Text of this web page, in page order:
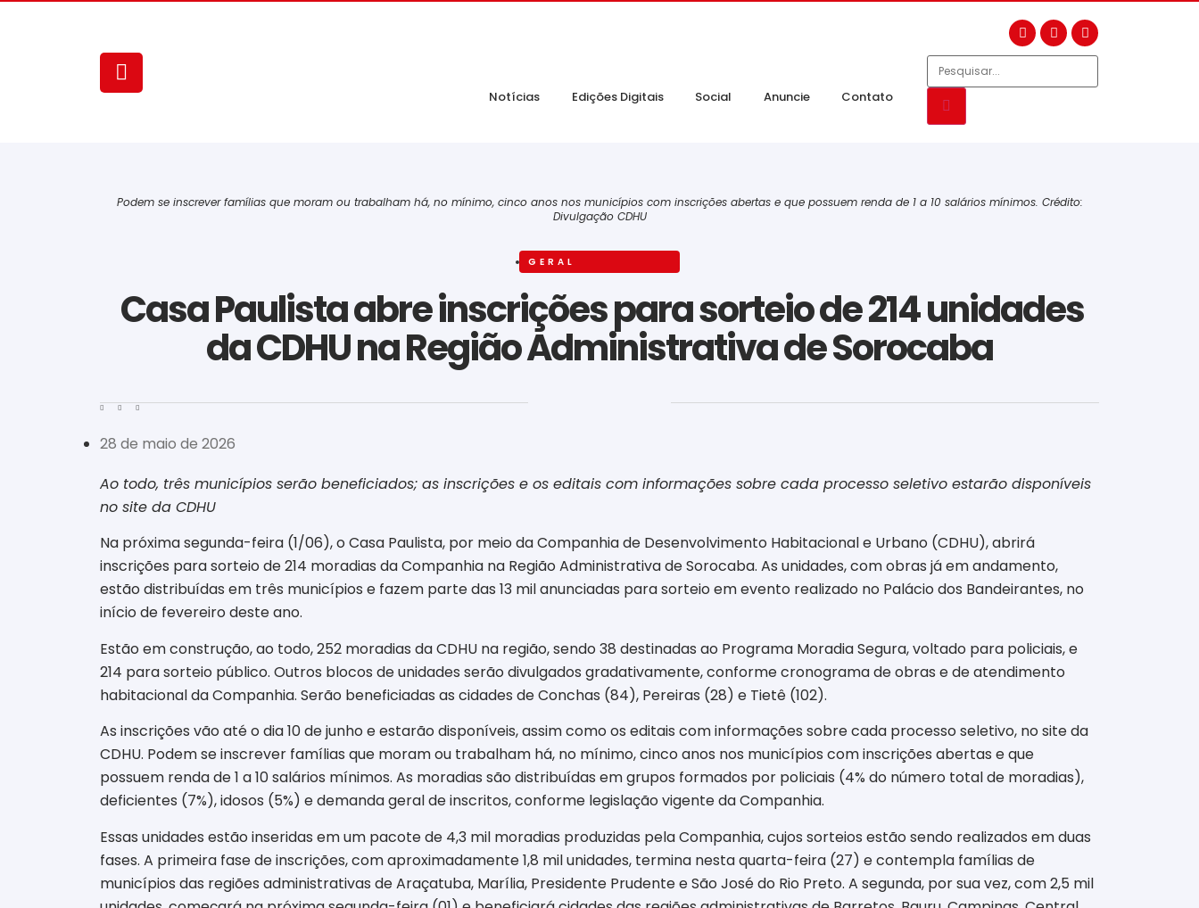
Notícias Edições Digitais Social Anuncie Contato
Podem se inscrever famílias que moram ou trabalham há, no mínimo, cinco anos nos municípios com inscrições abertas e que possuem renda de 1 a 10 salários mínimos. Crédito:
Divulgação CDHU
GERAL
Casa Paulista abre inscrições para sorteio de 214 unidades
da CDHU na Região Administrativa de Sorocaba
28 de maio de 2026
Ao todo, três municípios serão beneficiados; as inscrições e os editais com informações sobre cada processo seletivo estarão disponíveis
no site da CDHU
Na próxima segunda-feira (1/06), o Casa Paulista, por meio da Companhia de Desenvolvimento Habitacional e Urbano (CDHU), abrirá
inscrições para sorteio de 214 moradias da Companhia na Região Administrativa de Sorocaba. As unidades, com obras já em andamento,
estão distribuídas em três municípios e fazem parte das 13 mil anunciadas para sorteio em evento realizado no Palácio dos Bandeirantes, no
início de fevereiro deste ano.
Estão em construção, ao todo, 252 moradias da CDHU na região, sendo 38 destinadas ao Programa Moradia Segura, voltado para policiais, e
214 para sorteio público. Outros blocos de unidades serão divulgados gradativamente, conforme cronograma de obras e de atendimento
habitacional da Companhia. Serão beneficiadas as cidades de Conchas (84), Pereiras (28) e Tietê (102).
As inscrições vão até o dia 10 de junho e estarão disponíveis, assim como os editais com informações sobre cada processo seletivo, no site da
CDHU. Podem se inscrever famílias que moram ou trabalham há, no mínimo, cinco anos nos municípios com inscrições abertas e que
possuem renda de 1 a 10 salários mínimos. As moradias são distribuídas em grupos formados por policiais (4% do número total de moradias),
deficientes (7%), idosos (5%) e demanda geral de inscritos, conforme legislação vigente da Companhia.
Essas unidades estão inseridas em um pacote de 4,3 mil moradias produzidas pela Companhia, cujos sorteios estão sendo realizados em duas
fases. A primeira fase de inscrições, com aproximadamente 1,8 mil unidades, termina nesta quarta-feira (27) e contempla famílias de
municípios das regiões administrativas de Araçatuba, Marília, Presidente Prudente e São José do Rio Preto. A segunda, por sua vez, com 2,5 mil